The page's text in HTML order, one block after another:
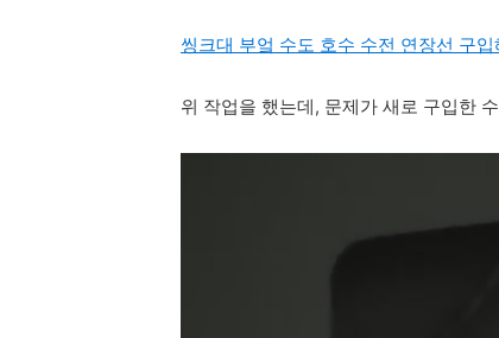
씽크대 부엌 수도 호수 수전 연장선 구
위 작업을 했는데, 문제가 새로 구입한